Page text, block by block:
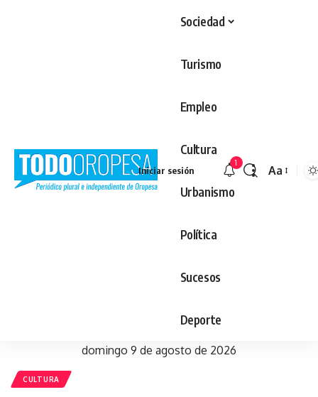
Sociedad
Turismo
Empleo
Cultura
Urbanismo
Política
Sucesos
Deporte
Iniciar sesión
1
Aa
domingo 9 de agosto de 2026
CULTURA